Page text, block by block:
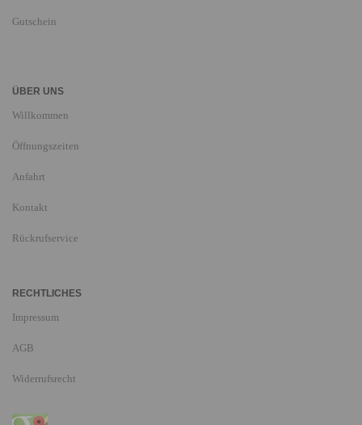
Gutschein
ÜBER UNS
Willkommen
Öffnungszeiten
Anfahrt
Kontakt
Rückrufservice
RECHTLICHES
Impressum
AGB
Widerrufsrecht